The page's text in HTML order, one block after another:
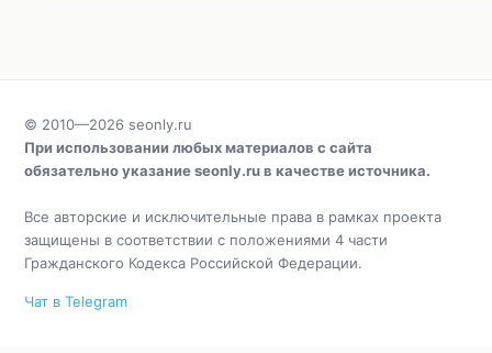
© 2010—2026 seonly.ru
При использовании любых материалов с сайта
обязательно указаниеseonly.ruв качестве источника.
Все авторские и исключительные права в рамках проекта
защищены в соответствии с положениями 4 части
Гражданского Кодекса Российской Федерации.
Чат в Telegram